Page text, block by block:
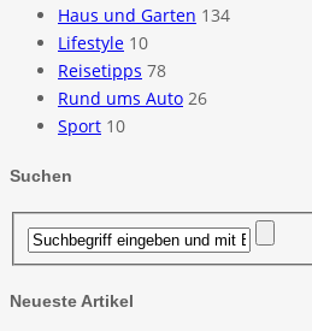
Haus und Garten 134
Lifestyle 10
Reisetipps 78
Rund ums Auto 26
Sport 10
Suchen
Neueste Artikel